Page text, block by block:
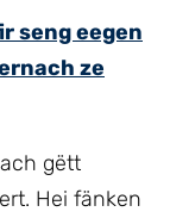
seng eegen
ze
gëtt
Hei fänken